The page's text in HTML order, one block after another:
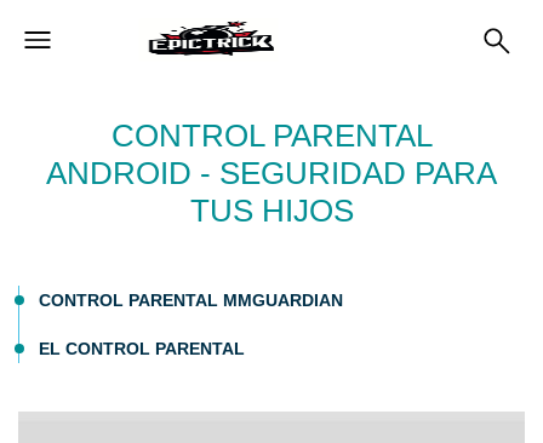
CONTROL PARENTAL
ANDROID - SEGURIDAD PARA
TUS HIJOS
CONTROL PARENTAL MMGUARDIAN
EL CONTROL PARENTAL